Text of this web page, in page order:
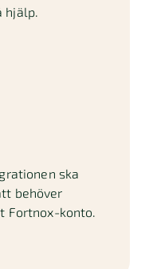
hjälp.
ska
behöver
Fortnox-konto.